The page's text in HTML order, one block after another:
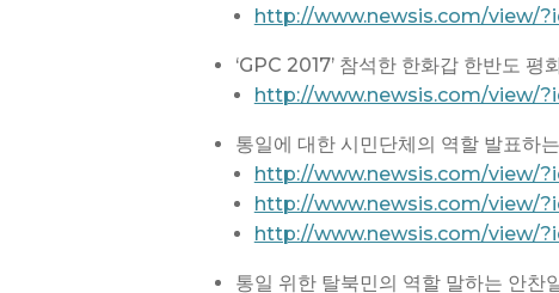
http://www.newsis.com/view/
‘GPC 2017’ 참석한 한화갑 한반도 평
http://www.newsis.com/view/
통일에 대한 시민단체의 역할 발표
http://www.newsis.com/view/
http://www.newsis.com/view/
http://www.newsis.com/view/
통일 위한 탈북민의 역할 말하는 안